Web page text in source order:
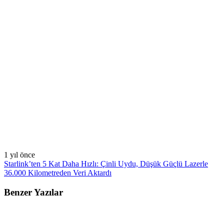
1 yıl önce
Starlink’ten 5 Kat Daha Hızlı: Çinli Uydu, Düşük Güçlü Lazerle
36.000 Kilometreden Veri Aktardı
Benzer Yazılar